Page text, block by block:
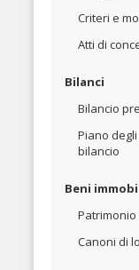
Criteri e
Atti di
Bilanci
Bilancio
Piano
bilancio
Beni
Canoni di